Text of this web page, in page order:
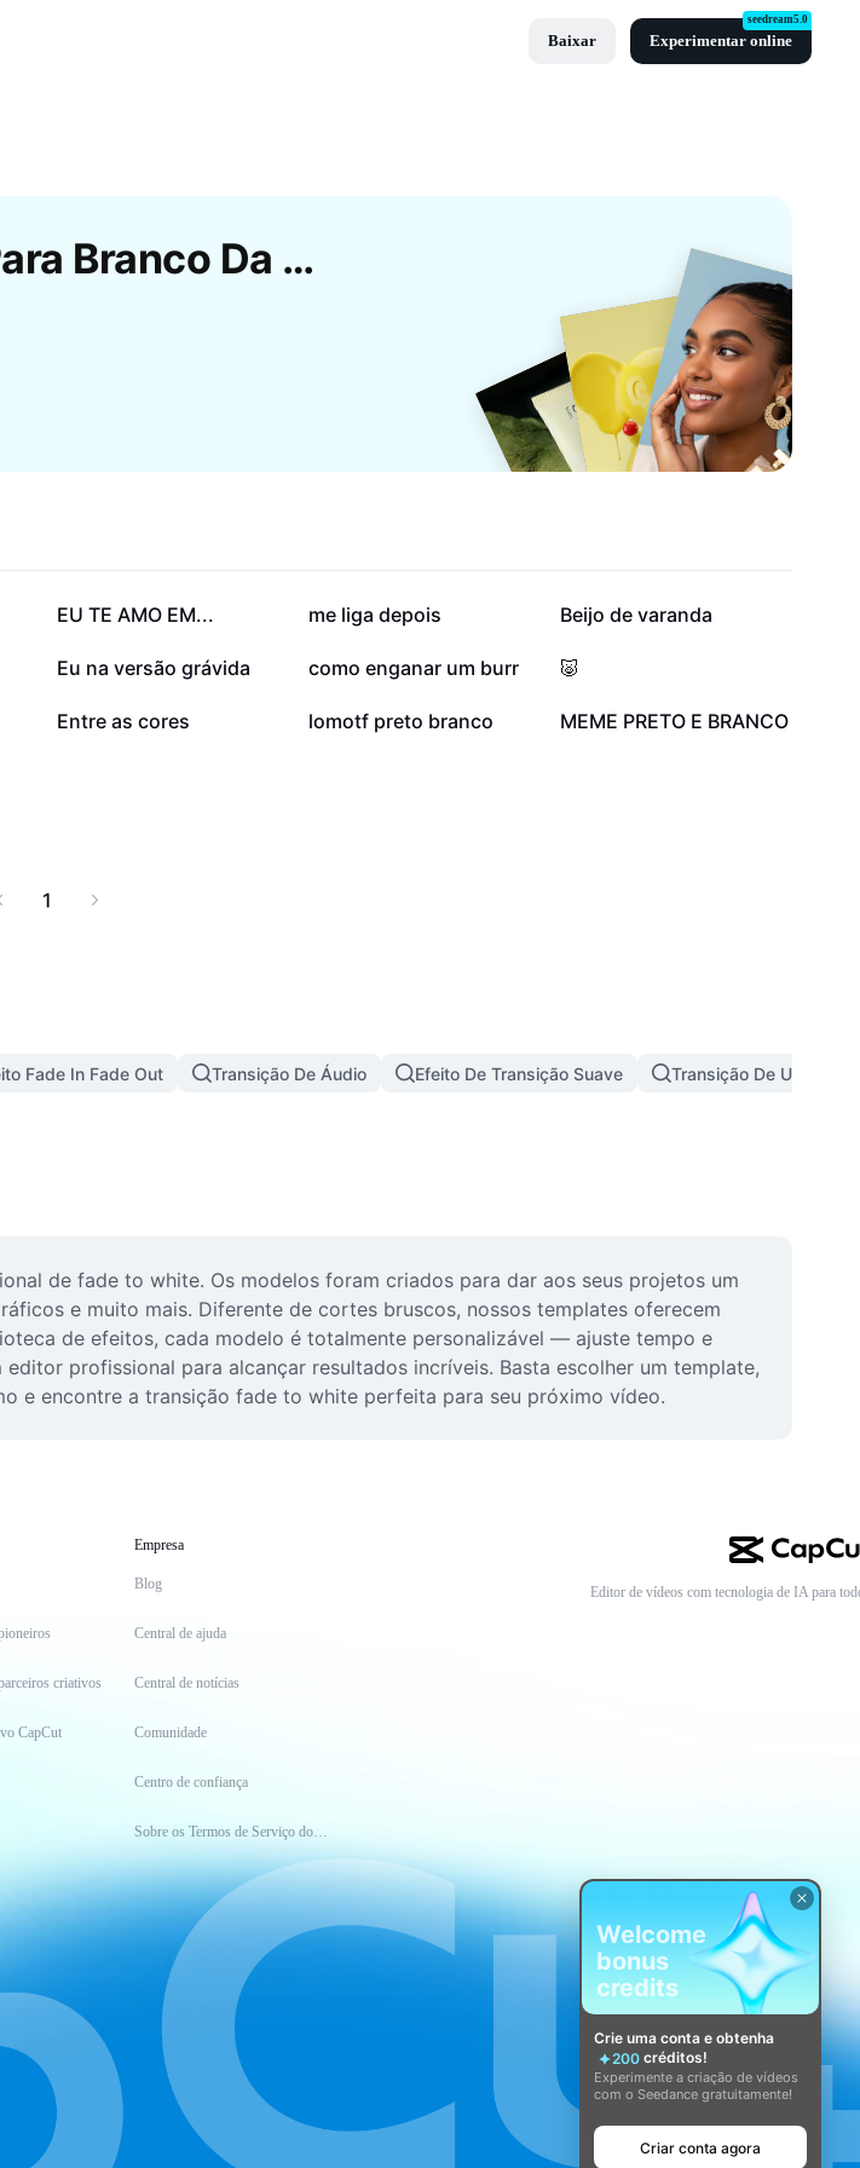
Baixar Experimentar online
seedream5.0
Modelos Gratuitos De Esmaecer Para Branco Da CapCut
137 mil
EU TE AMO EM... 74,4 mil
me liga depois 63,1 mil
Beijo de varanda
21,2 mil
Eu na versão grávida 20,8 mil
como enganar um burr 18,1 mil
🐷
577
Entre as cores 11
lomotf preto branco 0
MEME PRETO E BRANCO
1
Fade In Fade Out Transição De Áudio Efeito De Transição Suave Transição De Uma
de fade to white. Os modelos foram criados para dar aos seus projetos um
e muito mais. Diferente de cortes bruscos, nossos templates oferecem
de efeitos, cada modelo é totalmente personalizável — ajuste tempo e
profissional para alcançar resultados incríveis. Basta escolher um template,
e encontre a transição fade to white perfeita para seu próximo vídeo.
criativos
CapCut
Empresa
Blog
Central de ajuda
Central de notícias
Comunidade
Centro de confiança
Sobre os Termos de Serviço do CapCut
Editor de vídeos com tecnologia de IA para
Welcome
bonus
credits
Crie uma conta e obtenha
200 créditos!
Experimente a criação de vídeos
com o Seedance gratuitamente!
Criar conta agora